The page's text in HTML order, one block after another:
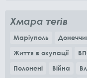
Хмара тегів
Маріуполь
Життя в окупації
Полонені
Війна